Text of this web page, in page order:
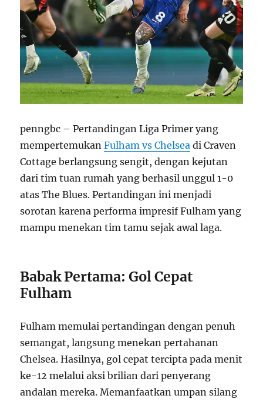
penngbc – Pertandingan Liga Primer yang
mempertemukanFulham vs Chelsea di Craven
Cottage berlangsung sengit, dengan kejutan
dari tim tuan rumah yang berhasil unggul 1-0
atas The Blues. Pertandingan ini menjadi
sorotan karena performa impresif Fulham yang
mampu menekan tim tamu sejak awal laga.
Babak Pertama: Gol Cepat
Fulham
Fulham memulai pertandingan dengan penuh
semangat, langsung menekan pertahanan
Chelsea. Hasilnya, gol cepat tercipta pada menit
ke-12 melalui aksi brilian dari penyerang
andalan mereka. Memanfaatkan umpan silang